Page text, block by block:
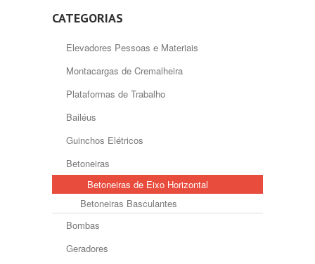
CATEGORIAS
Elevadores Pessoas e Materiais
Montacargas de Cremalheira
Plataformas de Trabalho
Bailéus
Guinchos Elétricos
Betoneiras
Betoneiras de Eixo Horizontal
Betoneiras Basculantes
Bombas
Geradores